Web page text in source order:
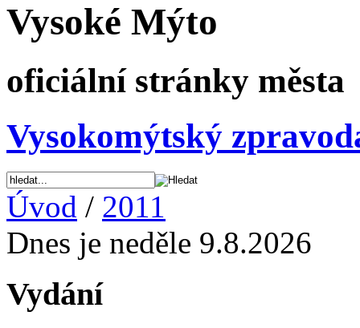
Vysoké Mýto
oficiální stránky města
Vysokomýtský
Úvod / 2011
Dnes je neděle 9.8.2026
Vydání